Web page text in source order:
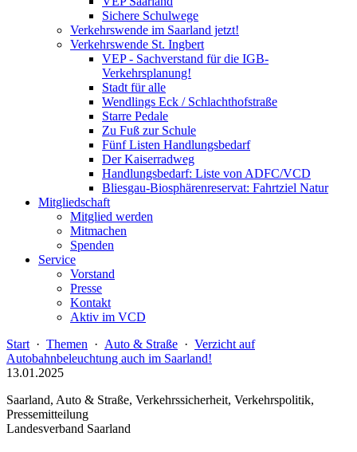
Sichere Schulwege
Verkehrswende im Saarland jetzt!
Verkehrswende St. Ingbert
VEP - Sachverstand für die IGB-
Verkehrsplanung!
Stadt für alle
Wendlings Eck / Schlachthofstraße
Starre Pedale
Zu Fuß zur Schule
Fünf Listen Handlungsbedarf
Der Kaiserradweg
Handlungsbedarf: Liste von ADFC/VCD
Bliesgau-Biosphärenreservat: Fahrtziel Natur
Mitgliedschaft
Mitglied werden
Mitmachen
Spenden
Service
Vorstand
Presse
Kontakt
Aktiv im VCD
Start · Themen · Auto & Straße · Verzicht auf
Autobahnbeleuchtung auch im Saarland!
13.01.2025
Saarland, Auto & Straße, Verkehrssicherheit, Verkehrspolitik,
Pressemitteilung
Landesverband Saarland